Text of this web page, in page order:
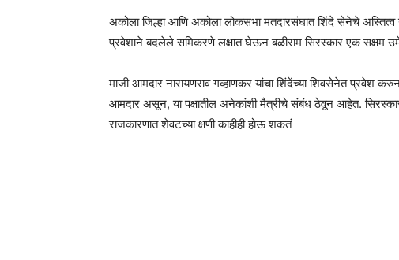
अकोला जिल्हा आणि अकोला लोकसभा मतदारसंघात शिंदे सेनेचे अस्तित्व
प्रवेशाने बदलेले समिकरणे लक्षात घेऊन बळीराम सिरस्कार एक सक्षम
माजी आमदार नारायणराव गव्हाणकर यांचा शिंदेंच्या शिवसेनेत प्रवेश
आमदार असून, या पक्षातील अनेकांशी मैत्रीचे संबंध ठेवून आहेत. सिरस्कार
राजकारणात शेवटच्या क्षणी काहीही होऊ शकतं